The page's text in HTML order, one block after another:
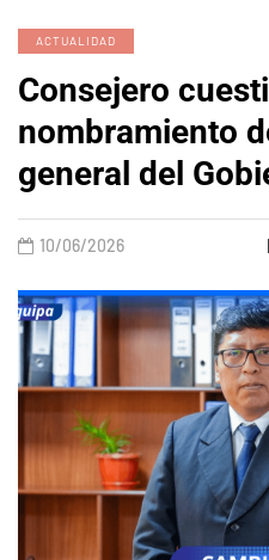
ACTUALIDAD
Consejero
nombramiento
general del
10/06/2026